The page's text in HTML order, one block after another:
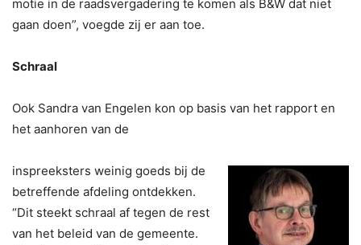
motie in de raadsvergadering te komen als B&W dat niet
gaan doen”, voegde zij er aan toe.
Schraal
Ook Sandra van Engelen kon op basis van het rapport en
het aanhoren van de
inspreeksters weinig goeds bij de
betreffende afdeling ontdekken.
“Dit steekt schraal af tegen de rest
van het beleid van de gemeente.